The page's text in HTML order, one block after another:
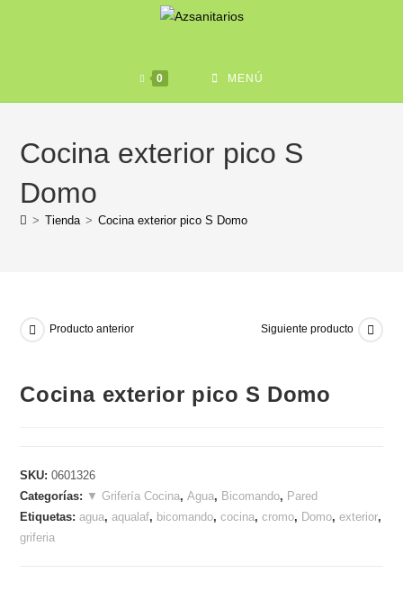
0 MENÚ
Cocina exterior pico S
Domo
> Tienda > Cocina exterior pico S Domo
Producto anterior Siguiente producto
Cocina exterior pico S Domo
SKU:0601326
Categorías: ▼ Grifería Cocina,Agua, Bicomando, Pared
Etiquetas:agua,aqualaf, bicomando,cocina,cromo, Domo,exterior,
griferia